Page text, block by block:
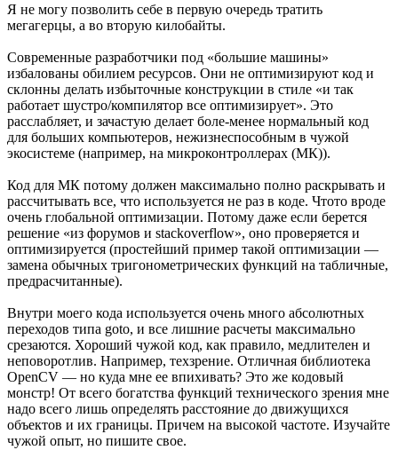
Я не могу позволить себе в первую очередь тратить
мегагерцы, а во вторую килобайты.
Современные разработчики под «большие машины»
избалованы обилием ресурсов. Они не оптимизируют код и
склонны делать избыточные конструкции в стиле «и так
работает шустро/компилятор все оптимизирует». Это
расслабляет, и зачастую делает боле-менее нормальный код
для больших компьютеров, нежизнеспособным в чужой
экосистеме (например, на микроконтроллерах (МК)).
Код для МК потому должен максимально полно раскрывать и
рассчитывать все, что используется не раз в коде. Чтото вроде
очень глобальной оптимизации. Потому даже если берется
решение «из форумов и stackoverflow», оно проверяется и
оптимизируется (простейший пример такой оптимизации —
замена обычных тригонометрических функций на табличные,
предрасчитанные).
Внутри моего кода используется очень много абсолютных
переходов типа goto, и все лишние расчеты максимально
срезаются. Хороший чужой код, как правило, медлителен и
неповоротлив. Например, техзрение. Отличная библиотека
OpenCV — но куда мне ее впихивать? Это же кодовый
монстр! От всего богатства функций технического зрения мне
надо всего лишь определять расстояние до движущихся
объектов и их границы. Причем на высокой частоте. Изучайте
чужой опыт, но пишите свое.